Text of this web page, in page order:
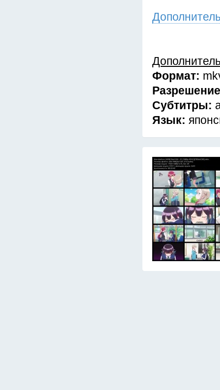
Формат:
Субтитры:
Язык: